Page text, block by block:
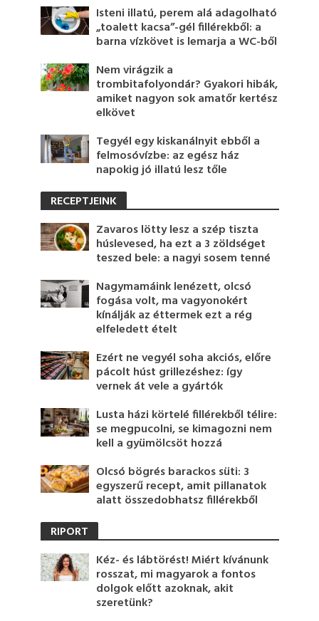
Isteni illatú, perem alá adagolható
„toalett kacsa”-gél fillérekből: a
barna vízkövet is lemarja a WC-ből
Nem virágzik a
trombitafolyondár? Gyakori hibák,
amiket nagyon sok amatőr kertész
elkövet
Tegyél egy kiskanálnyit ebből a
felmosóvízbe: az egész ház
napokig jó illatú lesz tőle
RECEPTJEINK
Zavaros lötty lesz a szép tiszta
húslevesed, ha ezt a 3 zöldséget
teszed bele: a nagyi sosem tenné
Nagymamáink lenézett, olcsó
fogása volt, ma vagyonokért
kínálják az éttermek ezt a rég
elfeledett ételt
Ezért ne vegyél soha akciós, előre
pácolt húst grillezéshez: így
vernek át vele a gyártók
Lusta házi körtelé fillérekből télire:
se megpucolni, se kimagozni nem
kell a gyümölcsöt hozzá
Olcsó bögrés barackos süti: 3
egyszerű recept, amit pillanatok
alatt összedobhatsz fillérekből
RIPORT
Kéz- és lábtörést! Miért kívánunk
rosszat, mi magyarok a fontos
dolgok előtt azoknak, akit
szeretünk?